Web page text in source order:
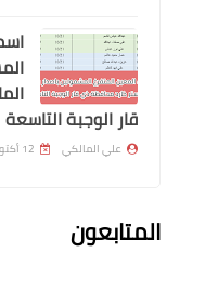
اعلى مما
الموازنة
اخبار العامة
قار الوجبة التاسعة
علي المالكي 12 أكتوبر 2024
المتابعون